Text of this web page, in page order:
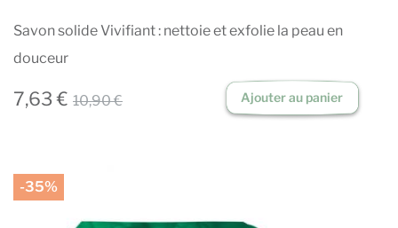
Savon solide Vivifiant : nettoie et exfolie la peau en
douceur
7,63 € 10,90 € Ajouter au panier
-35%